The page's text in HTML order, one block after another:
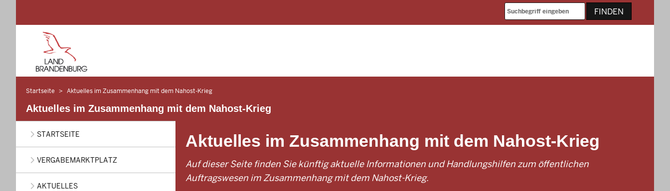
Sie
befinden
hier
Startseite Aktuelles im Zusammenhang mit dem Nahost-Krieg
Aktuelles im Zusammenhang mit dem Nahost-Krieg
navigation
STARTSEITE
VERGABEMARKTPLATZ
AKTUELLES
Aktuelles im Zusammenhang mit dem Nahost-Krieg
Auf dieser Seite finden Sie künftig aktuelle Informationen und Handlungshilfen zum öffentlichen
Auftragswesen im Zusammenhang mit dem Nahost-Krieg.